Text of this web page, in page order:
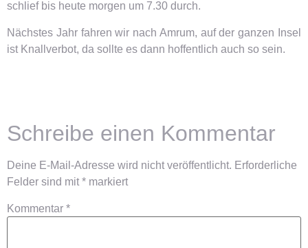
schlief bis heute morgen um 7.30 durch.
Nächstes Jahr fahren wir nach Amrum, auf der ganzen Insel
ist Knallverbot, da sollte es dann hoffentlich auch so sein.
Schreibe einen Kommentar
Deine E-Mail-Adresse wird nicht veröffentlicht. Erforderliche
Felder sind mit * markiert
Kommentar *